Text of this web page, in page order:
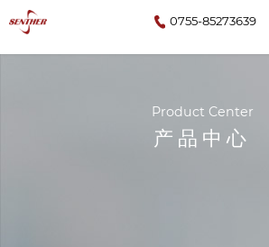
0755-85273639
Product Center
产品中心